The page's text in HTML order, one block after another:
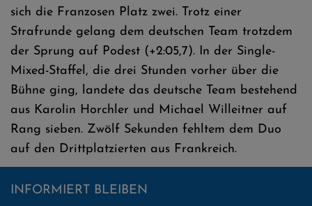
sich die Franzosen Platz zwei. Trotz einer
Strafrunde gelang dem deutschen Team trotzdem
der Sprung auf Podest (+2:05,7). In der Single-
Mixed-Staffel, die drei Stunden vorher über die
Bühne ging, landete das deutsche Team bestehend
aus Karolin Horchler und Michael Willeitner auf
Rang sieben. Zwölf Sekunden fehltem dem Duo
auf den Drittplatzierten aus Frankreich.
INFORMIERT BLEIBEN